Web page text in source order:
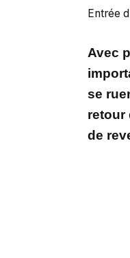
Entrée
Avec
se
retour
de